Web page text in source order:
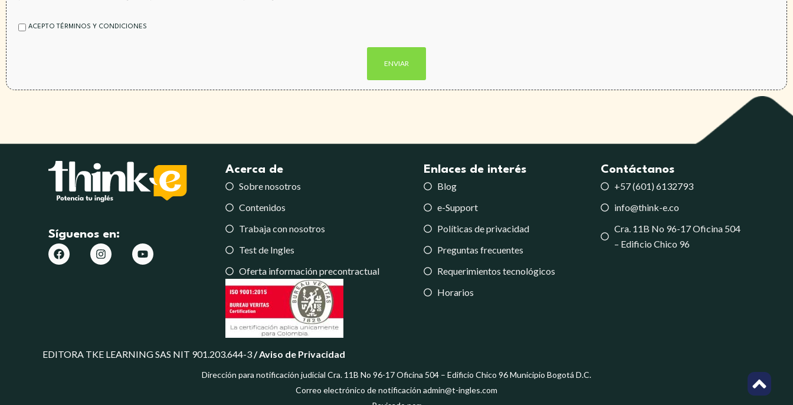
Aceptación
ACEPTO TÉRMINOS Y CONDICIONES
Síguenos en:
Acerca de
Sobre nosotros
Contenidos
Trabaja con nosotros
Test de Ingles
Oferta información precontractual
Enlaces de interés
Blog
e-Support
Políticas de privacidad
Preguntas frecuentes
Requerimientos tecnológicos
Horarios
Contáctanos
+57 (601) 6132793
info@think-e.co
Cra. 11B No 96-17 Oficina 504
– Edificio Chico 96
EDITORA TKE LEARNING SAS NIT 901.203.644-3 /Aviso de Privacidad
Dirección para notificación judicial Cra. 11B No 96-17 Oficina 504 – Edificio Chico 96 Municipio Bogotá D.C.
Correo electrónico de notificación admin@t-ingles.com